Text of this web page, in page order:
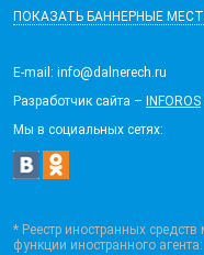
ПОКАЗАТЬ БАННЕРНЫЕ
E-mail: info@dalnerech.ru
Разработчик сайта –
INFOROS
Мы в социальных сетях:
* Реестр иностранных
функции иностранного агента: